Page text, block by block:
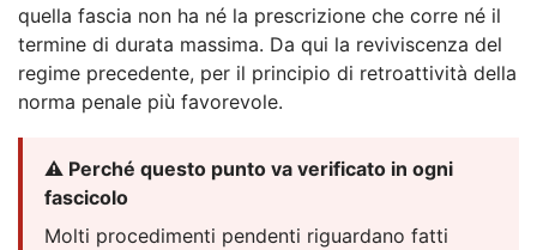
quella fascia non ha né la prescrizione che corre né il
termine di durata massima. Da qui la reviviscenza del
regime precedente, per il principio di retroattività della
norma penale più favorevole.
⚠️ Perché questo punto va verificato in ogni
fascicolo
Molti procedimenti pendenti riguardano fatti